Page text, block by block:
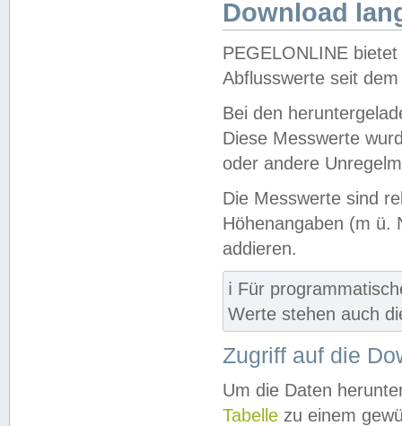
Download
PEGELONLINE
Abflusswerte seit
Bei den
Diese Messwerte
oder andere
Die Messwerte sind
Höhenangaben (m ü.
addieren.
ℹ️ Für
Werte stehen auch
Zugriff auf die
Um die Daten
Tabelle zu einem